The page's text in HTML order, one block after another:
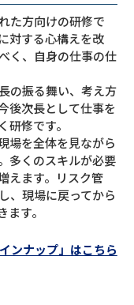
た方向けの研修で
対する心構えを改
く、自身の仕事の仕
の振る舞い、考え方
後次長として仕事を
研修です。
場を全体を見ながら
多くのスキルが必要
えます。リスク管
、現場に戻ってから
す。
ンナップ」はこちら